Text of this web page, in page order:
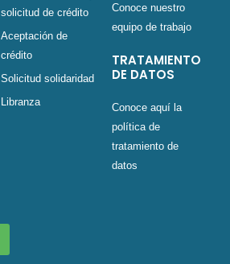
solicitud de crédito
Aceptación de
crédito
Solicitud solidaridad
Libranza
Conoce nuestro
equipo de trabajo
TRATAMIENTO
DE DATOS
Conoce aquí la
política de
tratamiento de
datos